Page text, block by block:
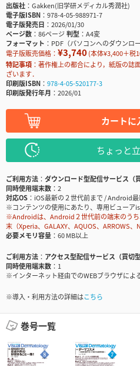
出版社
Gakken(旧学研メディカル秀潤社)
電子版ISBN
978-4-05-988971-7
電子版発売日
2026/01/30
ページ数
86ページ判型
A4変
フォーマット
PDF（パソコンへのダウンロ
電子版販売価格： ¥3,740(本体¥3,400＋税
特記事項
著作権上の都合により，紙版の誌
ざいます．
印刷版ISBN
978-4-05-520177-3
印刷版発行年月
2026/01
カートに
ちょっと
ご利用方法
ダウンロード型配信サービス（
同時使用端末数
2
対応OS
iOS最新の２世代前まで / Android
※コンテンツの使用にあたり、専用ビューア
※Androidは、Android２世代前の端末のう
末（Xperia、GALAXY、AQUOS、ARROWS
必要メモリ容量
60 MB以上
ご利用方法
アクセス型配信サービス（買切型
同時使用端末数
1
※インターネット経由でのWEBブラウザによ
※導入・利用方法の詳細はこちら
巻号一覧